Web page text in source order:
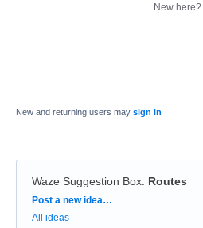
New here?
New and returning users may sign in
Waze Suggestion Box: Routes
Categories
Post a new idea…
All ideas